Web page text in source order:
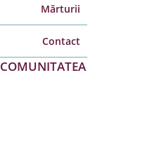
Mărturii
Contact
COMUNITATEA